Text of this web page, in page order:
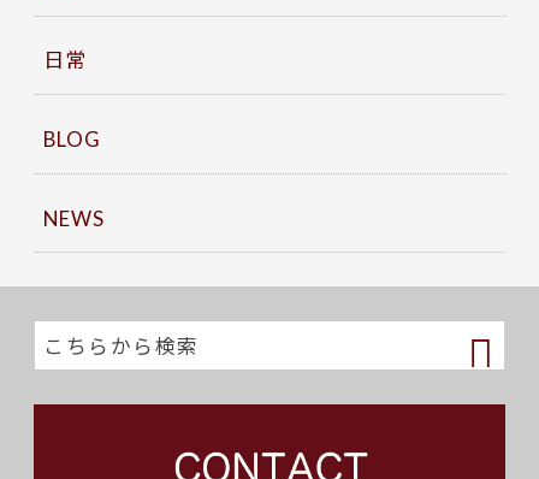
日常
BLOG
NEWS